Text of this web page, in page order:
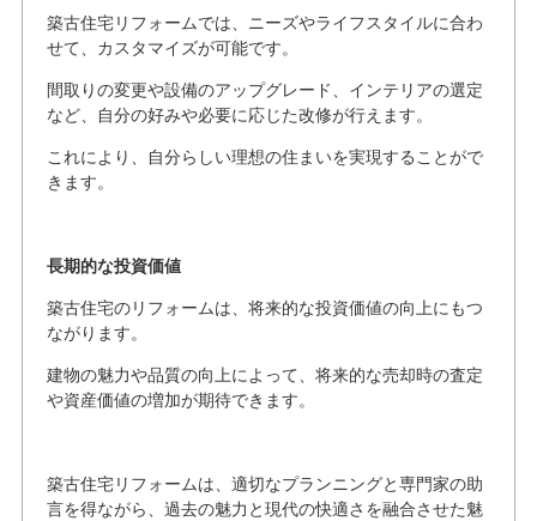
築古住宅リフォームでは、ニーズやライフスタイルに合わ
せて、カスタマイズが可能です。
間取りの変更や設備のアップグレード、インテリアの選定
など、自分の好みや必要に応じた改修が行えます。
これにより、自分らしい理想の住まいを実現することがで
きます。
長期的な投資価値
築古住宅のリフォームは、将来的な投資価値の向上にもつ
ながります。
建物の魅力や品質の向上によって、将来的な売却時の査定
や資産価値の増加が期待できます。
築古住宅リフォームは、適切なプランニングと専門家の助
言を得ながら、過去の魅力と現代の快適さを融合させた魅